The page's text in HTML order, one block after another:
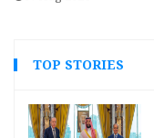
TOP STORIES